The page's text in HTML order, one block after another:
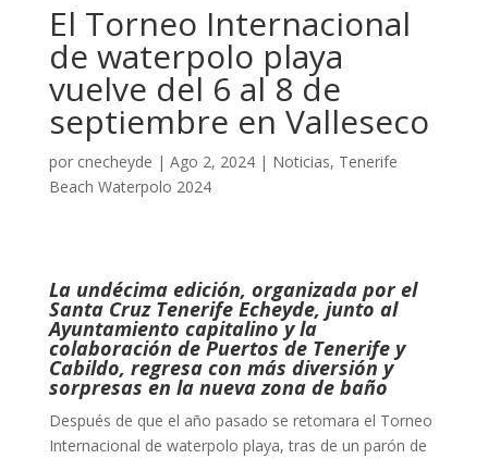
El Torneo Internacional
de waterpolo playa
vuelve del 6 al 8 de
septiembre en Valleseco
por cnecheyde | Ago 2, 2024| Noticias, Tenerife
Beach Waterpolo 2024
La undécima edición, organizada por el
Santa Cruz Tenerife Echeyde, junto al
Ayuntamiento capitalino y la
colaboración de Puertos de Tenerife y
Cabildo, regresa con más diversión y
sorpresas en la nueva zona de baño
Después de que el año pasado se retomara el Torneo
Internacional de waterpolo playa, tras de un parón de